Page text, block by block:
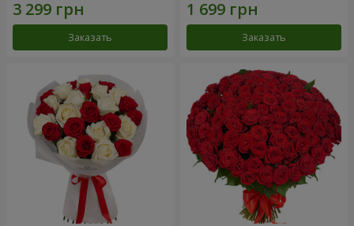
Заказать Заказать